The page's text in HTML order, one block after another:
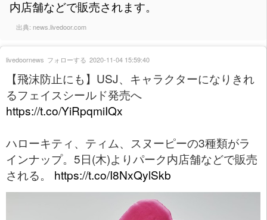
内店舗などで販売されます。
出典: news.livedoor.com
【飛沫防止にも】USJ、キャラクターになりきれ
るフェイスシールド発売へ
https://t.co/YiRpqmiIQx
ハローキティ、ティム、スヌーピーの3種類がラ
インナップ。5日(木)よりパーク内店舗などで販売
される。 https://t.co/I8NxQylSkb
livedoornews フォローする 2020-11-04 15:59:40